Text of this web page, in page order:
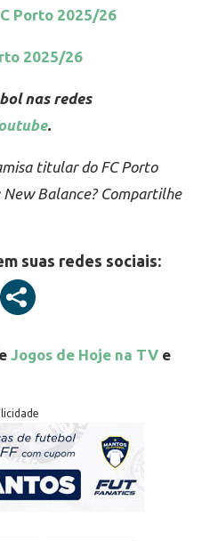
Porto 2025/26
2025/26
nas redes
.
titular do FC Porto
Balance? Compartilhe
suas redes sociais:
Jogos de Hoje na TV e